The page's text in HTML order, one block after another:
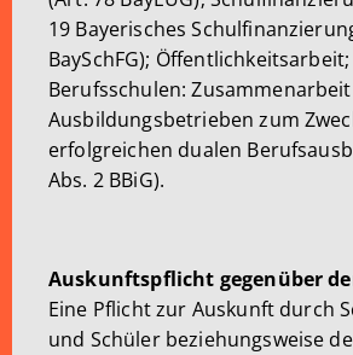
19 Bayerisches
BaySchFG);
Berufsschulen:
Ausbildungsbetrieben zum
erfolgreichen dualen
Abs. 2 BBiG).
Auskunftspflicht gegenüber
Eine Pflicht zur Auskunft durch
und Schüler beziehungsweise